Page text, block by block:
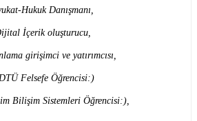
Hukuk Danışmanı,
İçerik oluşturucu,
girişimci ve yatırımcısı,
Felsefe Öğrencisi:)
Bilişim Sistemleri Öğrencisi:),